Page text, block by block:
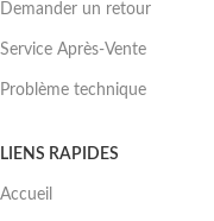
Demander un retour
Service Après-Vente
Problème technique
LIENS RAPIDES
Accueil